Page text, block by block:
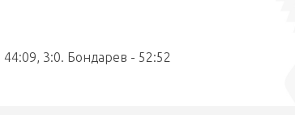
3:0. Бондарев - 52:52